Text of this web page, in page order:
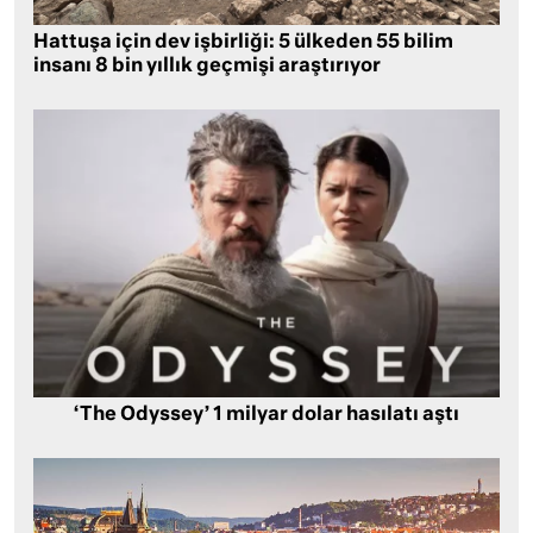
Hattuşa için dev işbirliği: 5 ülkeden 55 bilim
insanı 8 bin yıllık geçmişi araştırıyor
‘The Odyssey’ 1 milyar dolar hasılatı aştı